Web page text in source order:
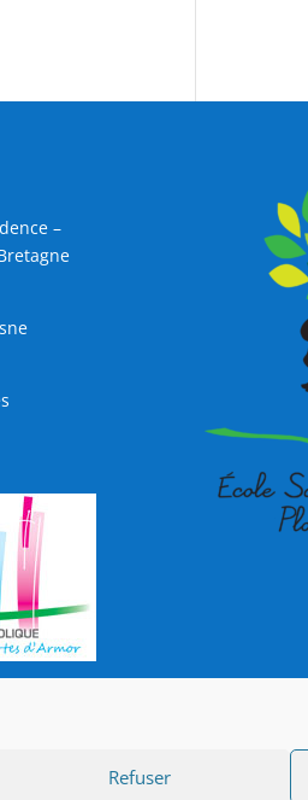
Refuser